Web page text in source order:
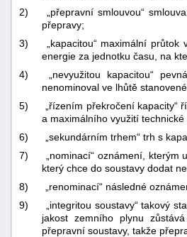
2)
„přepravní smlouvou“
přepravy;
3)
„kapacitou“ maximální
energie za jednotku času, na
4)
„nevyužitou kapacitou“
nenominoval ve lhůtě
5)
„řízením překročení
a maximálního využití
6)
„sekundárním trhem“ trh s
7)
„nominací“ oznámení,
který chce do soustavy dodat
8)
„renominací“ následné
9)
„integritou soustavy“ takový
jakost zemního plynu
přepravní soustavy, takže